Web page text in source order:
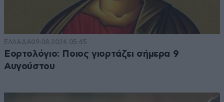
ΕΛΛΑΔΑ09·08·2026 05:45
Εορτολόγιο: Ποιος γιορτάζει σήμερα 9
Αυγούστου